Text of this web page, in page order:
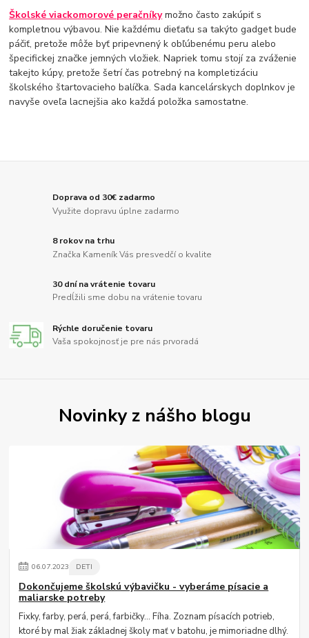
Školské viackomorové peračníkymožno často zakúpiť s
kompletnou výbavou. Nie každému dieťaťu sa takýto gadget bude
páčiť, pretože môže byť pripevnený k obľúbenému peru alebo
špecifickej značke jemných vložiek. Napriek tomu stojí za zváženie
takejto kúpy, pretože šetrí čas potrebný na kompletizáciu
školského štartovacieho balíčka. Sada kancelárskych doplnkov je
navyše oveľa lacnejšia ako každá položka samostatne.
Doprava od 30€ zadarmo
Využite dopravu úplne zadarmo
8 rokov na trhu
Značka Kameník Vás presvedčí o kvalite
30 dní na vrátenie tovaru
Predĺžili sme dobu na vrátenie tovaru
Rýchle doručenie tovaru
Vaša spokojnosť je pre nás prvoradá
Novinky z nášho blogu
06.07.2023 DETI
Dokončujeme školskú výbavičku - vyberáme písacie a
maliarske potreby
Fixky, farby, perá, perá, farbičky... Fíha. Zoznam písacích potrieb,
ktoré by mal žiak základnej školy mať v batohu, je mimoriadne dlhý.